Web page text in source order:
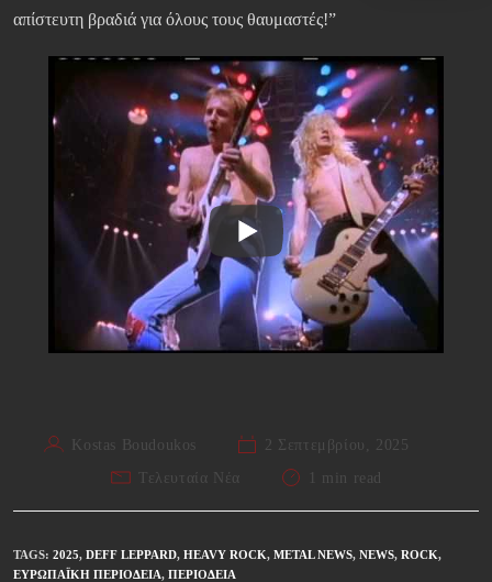
απίστευτη βραδιά για όλους τους θαυμαστές!”
Kostas Boudoukos
2 Σεπτεμβρίου, 2025
Τελευταία Νέα
1 min read
TAGS: 2025, DEFF LEPPARD, HEAVY ROCK, METAL NEWS, NEWS, ROCK,
ΕΥΡΩΠΑΪΚΉ ΠΕΡΙΟΔΕΊΑ, ΠΕΡΙΟΔΕΊΑ